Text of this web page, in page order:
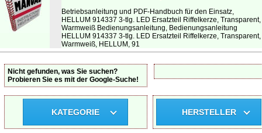
Betriebsanleitung und PDF-Handbuch für den Einsatz,
HELLUM 914337 3-tlg. LED Ersatzteil Riffelkerze, Transparent,
Warmweiß Bedienungsanleitung, Bedienungsanleitung
HELLUM 914337 3-tlg. LED Ersatzteil Riffelkerze, Transparent,
Warmweiß, HELLUM, 91
Nicht gefunden, was Sie suchen?
Probieren Sie es mit der Google-Suche!
KATEGORIE HERSTELLER